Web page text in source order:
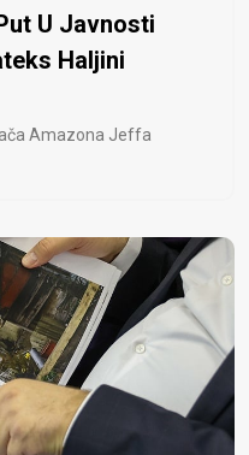
U Javnosti
Haljini
Amazona Jeffa